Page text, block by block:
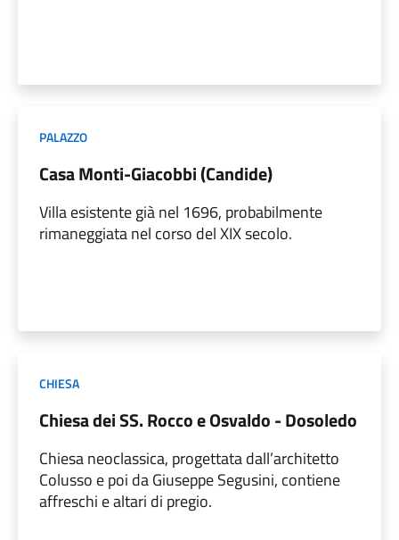
PALAZZO
Casa Monti-Giacobbi (Candide)
Villa esistente già nel 1696, probabilmente
rimaneggiata nel corso del XIX secolo.
CHIESA
Chiesa dei SS. Rocco e Osvaldo - Dosoledo
Chiesa neoclassica, progettata dall’architetto
Colusso e poi da Giuseppe Segusini, contiene
affreschi e altari di pregio.